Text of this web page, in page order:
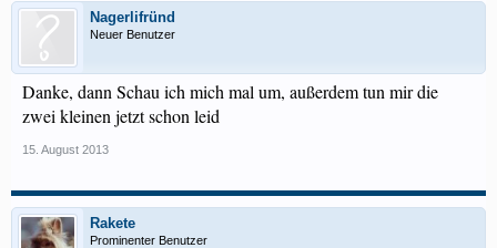
Nagerlifründ
Neuer Benutzer
Danke, dann Schau ich mich mal um, außerdem tun mir die
zwei kleinen jetzt schon leid
15. August 2013
Rakete
Prominenter Benutzer